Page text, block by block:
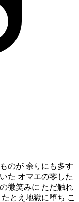
のが 余りにも多す
た オマエの零した
微笑みに ただ触れ
とえ地獄に堕ち こ